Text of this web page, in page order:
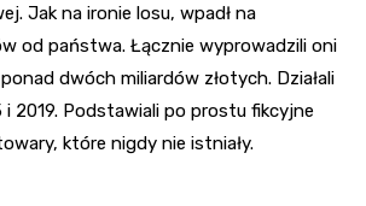
Jak na ironie losu, wpadł na
od państwa. Łącznie wyprowadzili oni
dwóch miliardów złotych. Działali
i 2019. Podstawiali po prostu fikcyjne
które nigdy nie istniały.